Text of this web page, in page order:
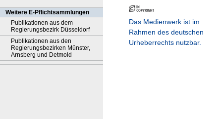
Weitere E-Pflichtsammlungen
Publikationen aus dem
Regierungsbezirk Düsseldorf
Publikationen aus den
Regierungsbezirken Münster,
Arnsberg und Detmold
Das Medienwerk ist im
Rahmen des deutschen
Urheberrechts nutzbar.